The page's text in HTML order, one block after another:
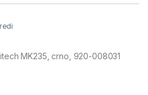
MK235, crno, 920-008031